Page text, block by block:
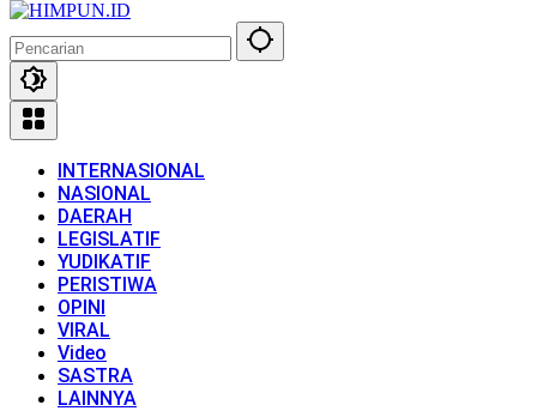
INTERNASIONAL
NASIONAL
DAERAH
LEGISLATIF
YUDIKATIF
PERISTIWA
OPINI
VIRAL
Video
SASTRA
LAINNYA